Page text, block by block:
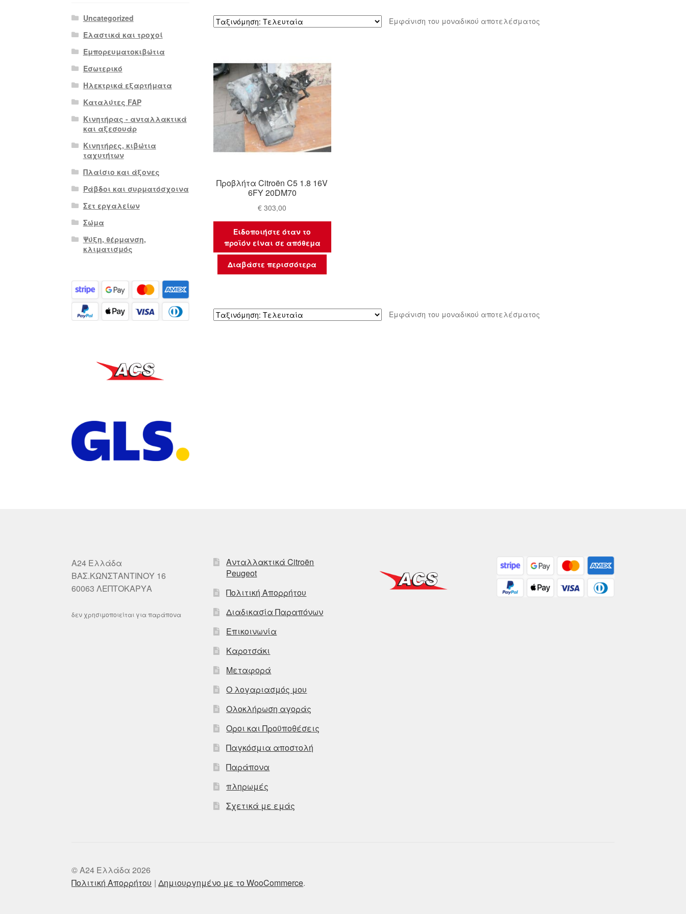
Εμφάνιση του μοναδικού αποτελέσματος
Προβλήτα Citroën C5 1.8 16V
6FY 20DM70
€ 303,00
Ειδοποιήστε όταν το
προϊόν είναι σε απόθεμα
Διαβάστε περισσότερα
Εμφάνιση του μοναδικού αποτελέσματος
Uncategorized
Ελαστικά και τροχοί
Εμπορευματοκιβώτια
Εσωτερικό
Ηλεκτρικά εξαρτήματα
Καταλύτες FAP
Κινητήρας - ανταλλακτικά
και αξεσουάρ
Κινητήρες, κιβώτια
ταχυτήτων
Πλαίσιο και άξονες
Ράβδοι και συρματόσχοινα
Σετ εργαλείων
Σώμα
Ψύξη, θέρμανση,
κλιματισμός
A24 Ελλάδα
ΒΑΣ.ΚΩΝΣΤΑΝΤΙΝΟΥ 16
60063 ΛΕΠΤΟΚΑΡΥΑ
δεν χρησιμοποιείται για παράπονα
Ανταλλακτικά Citroën
Peugeot
Πολιτική Απορρήτου
Διαδικασία Παραπόνων
Επικοινωνία
Καροτσάκι
Μεταφορά
Ο λογαριασμός μου
Ολοκλήρωση αγοράς
Οροι και Προϋποθέσεις
Παγκόσμια αποστολή
Παράπονα
πληρωμές
Σχετικά με εμάς
© A24 Ελλάδα 2026
Πολιτική Απορρήτου
Δημιουργημένο με το WooCommerce.